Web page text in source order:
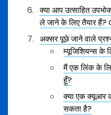
क्या आप उत्साहित
ले जाने के लिए तैयार
अक्सर पूछे जाने वाले
म्यूजिशियन्स के
मैं एक लिंक के
हूँ?
क्या एक क्यूआर
सकता है?